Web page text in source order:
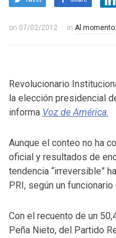
on 07/02/2012 in Al momento,
Revolucionario
la elección presidencial
informa Voz de América.
Aunque el conteo no ha
oficial y resultados de
tendencia “irreversible”
PRI, según un
Con el recuento de un
Peña Nieto, del Partido